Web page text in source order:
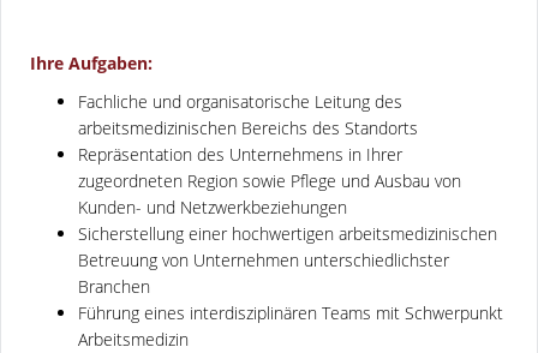
Ihre Aufgaben:
Fachliche und organisatorische Leitung des
arbeitsmedizinischen Bereichs des Standorts
Repräsentation des Unternehmens in Ihrer
zugeordneten Region sowie Pflege und Ausbau von
Kunden- und Netzwerkbeziehungen
Sicherstellung einer hochwertigen arbeitsmedizinischen
Betreuung von Unternehmen unterschiedlichster
Branchen
Führung eines interdisziplinären Teams mit Schwerpunkt
Arbeitsmedizin